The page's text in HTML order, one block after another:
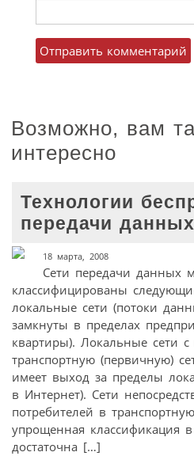
Возможно, вам
интересно
Технологии
передачи данных
18 марта, 2008
Сети передачи данных
классифицированы
локальные сети (потоки
замкнуты в пределах
квартиры). Локальные сети
транспортную (первичную)
имеет выход за пределы
в Интернет). Сети
потребителей в
упрощенная классификация
достаточна […]